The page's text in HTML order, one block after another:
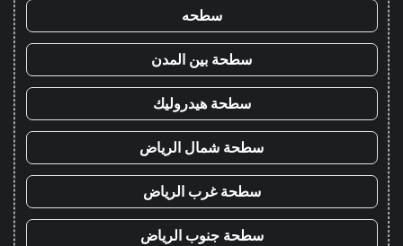
سطحه
سطحة بين المدن
سطحة هيدروليك
سطحة شمال الرياض
سطحة غرب الرياض
سطحة جنوب الرياض